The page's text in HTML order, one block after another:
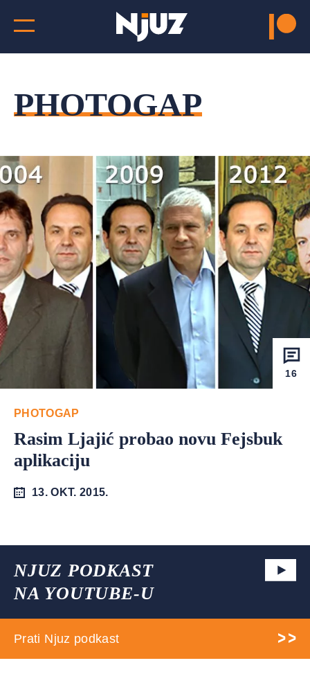
PHOTOGAP
16
PHOTOGAP
Rasim Ljajić probao novu Fejsbuk
aplikaciju
13. OKT. 2015.
NJUZ PODKAST
NA YOUTUBE-U
Prati Njuz podkast